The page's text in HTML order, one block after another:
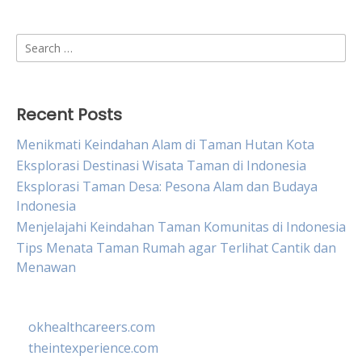
Search
for:
Recent Posts
Menikmati Keindahan Alam di Taman Hutan Kota
Eksplorasi Destinasi Wisata Taman di Indonesia
Eksplorasi Taman Desa: Pesona Alam dan Budaya
Indonesia
Menjelajahi Keindahan Taman Komunitas di Indonesia
Tips Menata Taman Rumah agar Terlihat Cantik dan
Menawan
okhealthcareers.com
theintexperience.com